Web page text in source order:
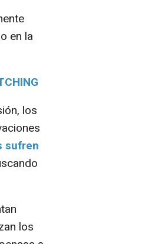
en la
los
sufren
los